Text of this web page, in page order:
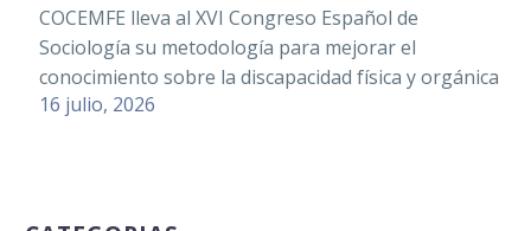
urgente a…
Email
Compartir
La técnica del Área de
Cooperación de
COCEMFE, Carmen
personas con
discapacidad
Juan Carlos Ramiro,
COCEMFE lleva al XVI Congreso Español de
Sociología su metodología para mejorar el
conocimiento sobre la discapacidad física y orgánica
16 julio, 2026